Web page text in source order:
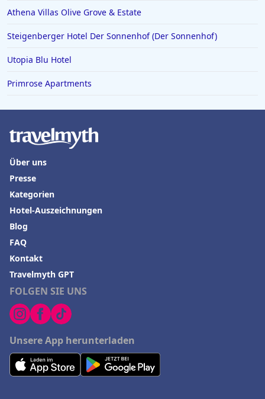
Athena Villas Olive Grove & Estate
Steigenberger Hotel Der Sonnenhof (Der Sonnenhof)
Utopia Blu Hotel
Primrose Apartments
FOLGEN SIE UNS
Unsere App herunterladen
Über uns
Presse
Kategorien
Hotel-Auszeichnungen
Blog
FAQ
Kontakt
Travelmyth GPT